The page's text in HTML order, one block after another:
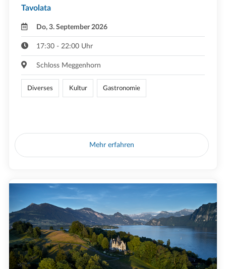
Tavolata
Do, 3. September 2026
17:30 - 22:00 Uhr
Schloss Meggenhorn
Diverses Kultur Gastronomie
Mehr erfahren